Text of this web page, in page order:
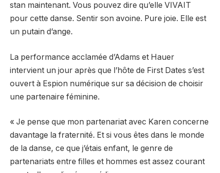
stan maintenant. Vous pouvez dire qu’elle VIVAIT
pour cette danse. Sentir son avoine. Pure joie. Elle est
un putain d’ange.
La performance acclamée d’Adams et Hauer
intervient un jour après que l’hôte de First Dates s’est
ouvert à Espion numérique sur sa décision de choisir
une partenaire féminine.
« Je pense que mon partenariat avec Karen concerne
davantage la fraternité. Et si vous êtes dans le monde
de la danse, ce que j’étais enfant, le genre de
partenariats entre filles et hommes est assez courant